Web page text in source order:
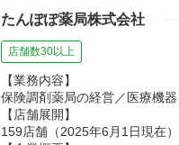
たんぽぽ薬局株式会社
店舗数30以上
【業務内容】
保険調剤薬局の経営／医療機
【店舗展開】
159店舗（2025年6月1日現在）